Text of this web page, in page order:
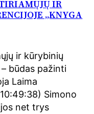
IR
„KNYGA
ir kūrybinių
būdas pažinti
Laima
Simono
net trys